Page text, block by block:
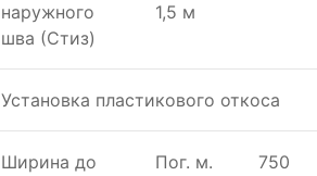
наружного
шва (Стиз)
1,5 м
Установка пластикового откоса
Ширина до
Пог. м. 750